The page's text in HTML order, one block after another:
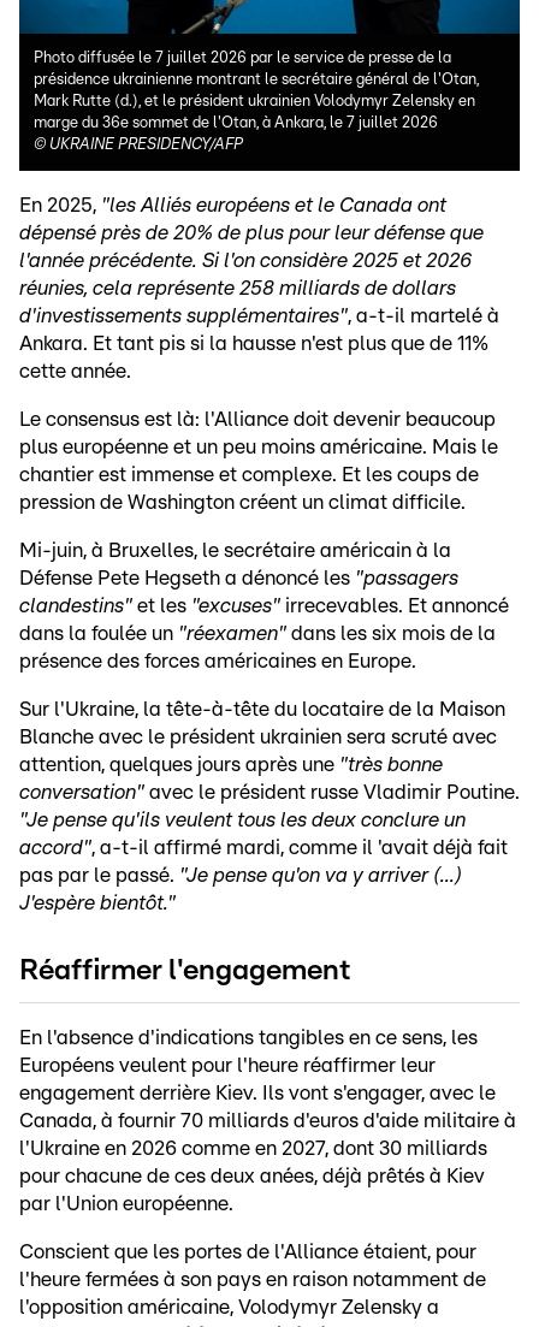
Photo diffusée le 7 juillet 2026 par le service de presse de la
présidence ukrainienne montrant le secrétaire général de l'Otan,
Mark Rutte (d.), et le président ukrainien Volodymyr Zelensky en
marge du 36e sommet de l'Otan, à Ankara, le 7 juillet 2026
© UKRAINE PRESIDENCY/AFP
En 2025, "les Alliés européens et le Canada ont
dépensé près de 20% de plus pour leur défense que
l'année précédente. Si l'on considère 2025 et 2026
réunies, cela représente 258 milliards de dollars
d'investissements supplémentaires", a-t-il martelé à
Ankara. Et tant pis si la hausse n'est plus que de 11%
cette année.
Le consensus est là: l'Alliance doit devenir beaucoup
plus européenne et un peu moins américaine. Mais le
chantier est immense et complexe. Et les coups de
pression de Washington créent un climat difficile.
Mi-juin, à Bruxelles, le secrétaire américain à la
Défense Pete Hegseth a dénoncé les "passagers
clandestins" et les "excuses" irrecevables. Et annoncé
dans la foulée un "réexamen" dans les six mois de la
présence des forces américaines en Europe.
Sur l'Ukraine, la tête-à-tête du locataire de la Maison
Blanche avec le président ukrainien sera scruté avec
attention, quelques jours après une "très bonne
conversation" avec le président russe Vladimir Poutine.
"Je pense qu'ils veulent tous les deux conclure un
accord", a-t-il affirmé mardi, comme il 'avait déjà fait
pas par le passé. "Je pense qu'on va y arriver (...)
J'espère bientôt."
Réaffirmer l'engagement
En l'absence d'indications tangibles en ce sens, les
Européens veulent pour l'heure réaffirmer leur
engagement derrière Kiev. Ils vont s'engager, avec le
Canada, à fournir 70 milliards d'euros d'aide militaire à
l'Ukraine en 2026 comme en 2027, dont 30 milliards
pour chacune de ces deux anées, déjà prêtés à Kiev
par l'Union européenne.
Conscient que les portes de l'Alliance étaient, pour
l'heure fermées à son pays en raison notamment de
l'opposition américaine, Volodymyr Zelensky a